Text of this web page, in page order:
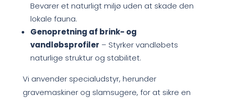
Bevarer et naturligt miljø uden at skade den
lokale fauna.
Genopretning af brink- og
vandløbsprofiler – Styrker vandløbets
naturlige struktur og stabilitet.
Vi anvender specialudstyr, herunder
gravemaskiner og slamsugere, for at sikre en